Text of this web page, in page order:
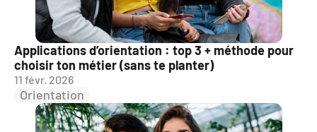
Applications d’orientation : top 3 + méthode pour
choisir ton métier (sans te planter)
11 févr. 2026
Orientation